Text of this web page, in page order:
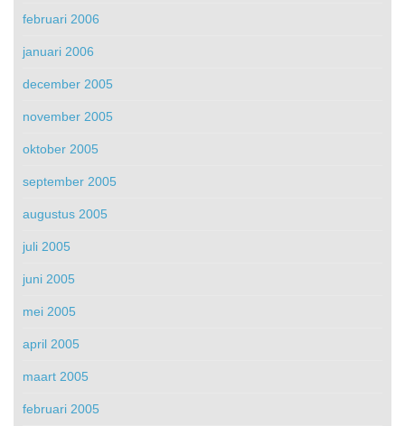
februari 2006
januari 2006
december 2005
november 2005
oktober 2005
september 2005
augustus 2005
juli 2005
juni 2005
mei 2005
april 2005
maart 2005
februari 2005